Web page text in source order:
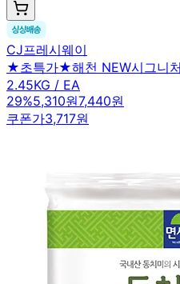
CJ프레시웨이
★초특가★해천 NEW시그니
2.45KG / EA
29%5,310원7,440원
쿠폰가3,717원